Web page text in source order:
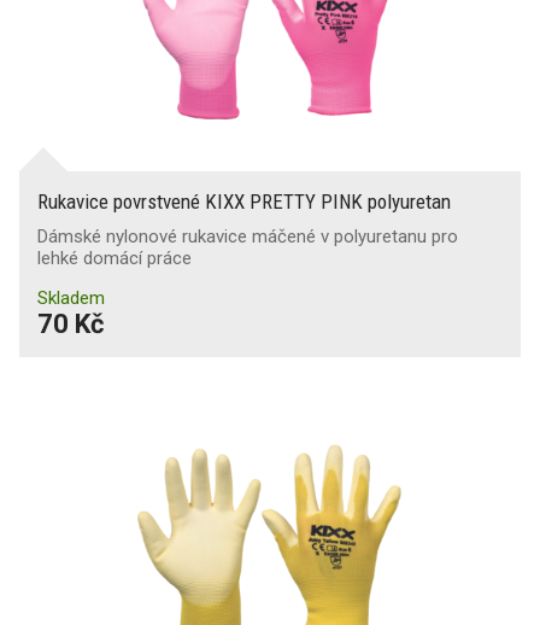
Rukavice povrstvené KIXX PRETTY PINK polyuretan
Dámské nylonové rukavice máčené v polyuretanu pro
lehké domácí práce
Skladem
70 Kč